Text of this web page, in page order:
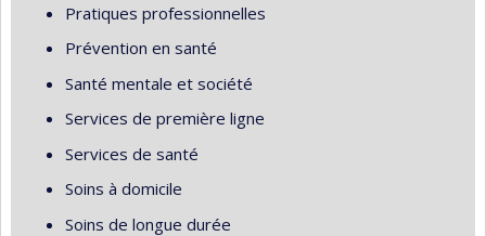
Pratiques professionnelles
Prévention en santé
Santé mentale et société
Services de première ligne
Services de santé
Soins à domicile
Soins de longue durée